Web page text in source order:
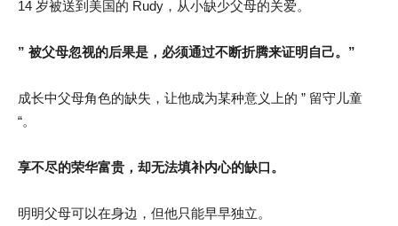
14 岁被送到美国的 Rudy，从小缺少父母的关爱。
” 被父母忽视的后果是，必须通过不断折腾来证明自己。”
成长中父母角色的缺失，让他成为某种意义上的 ” 留守儿童
“。
享不尽的荣华富贵，却无法填补内心的缺口。
明明父母可以在身边，但他只能早早独立。